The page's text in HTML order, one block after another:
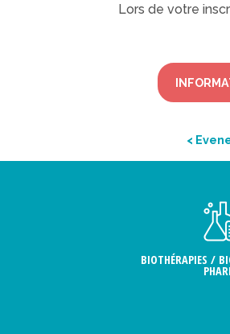
Lors de votre
<
BIOTHÉRAPIES /